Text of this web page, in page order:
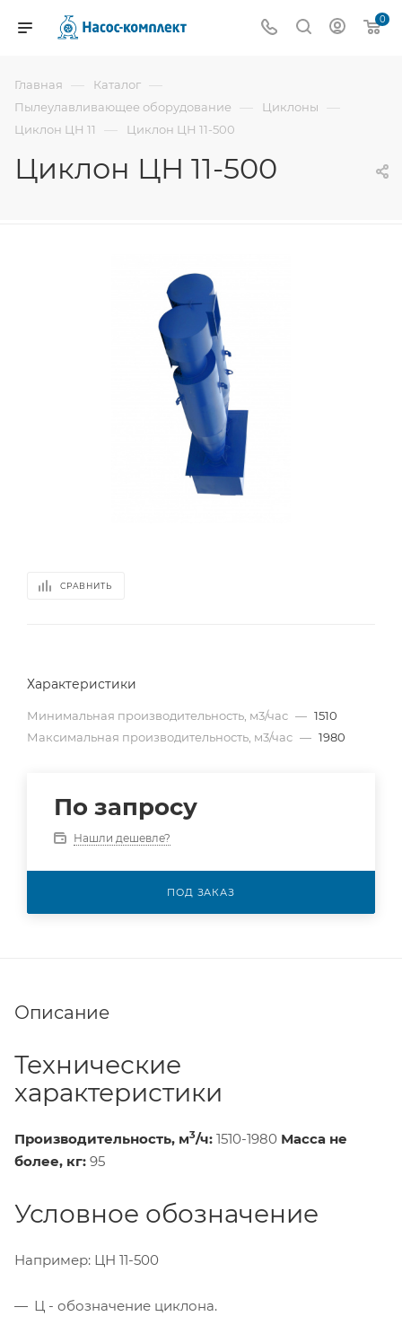
0
Главная — Каталог —
Пылеулавливающее оборудование — Циклоны —
Циклон ЦН 11 — Циклон ЦН 11-500
Циклон ЦН 11-500
СРАВНИТЬ
Характеристики
Минимальная производительность, м3/час — 1510
Максимальная производительность, м3/час — 1980
По запросу
Нашли дешевле?
ПОД ЗАКАЗ
Описание
Технические
характеристики
Производительность, м3/ч: 1510-1980 Масса не
более, кг: 95
Условное обозначение
Например: ЦН 11-500
Ц - обозначение циклона.